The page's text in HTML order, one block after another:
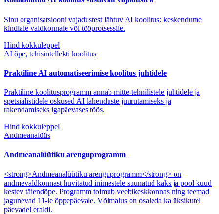
Sinu organisatsiooni vajadustest lähtuv AI koolitus: keskendume
kindlale valdkonnale või tööprotsessile.
Hind kokkuleppel
AI õpe, tehisintellekti koolitus
Praktiline AI automatiseerimise koolitus juhtidele
Praktiline koolitusprogramm annab mitte-tehnilistele juhtidele ja
spetsialistidele oskused AI lahenduste juurutamiseks ja
rakendamiseks igapäevases töös.
Hind kokkuleppel
Andmeanalüüs
Andmeanalüütiku arenguprogramm
<strong>Andmeanalüütiku arenguprogramm</strong> on
andmevaldkonnast huvitatud inimestele suunatud kaks ja pool kuud
kestev täiendõpe. Programm toimub veebikeskkonnas ning teemad
jagunevad 11-le õppepäevale. Võimalus on osaleda ka üksikutel
päevadel eraldi.